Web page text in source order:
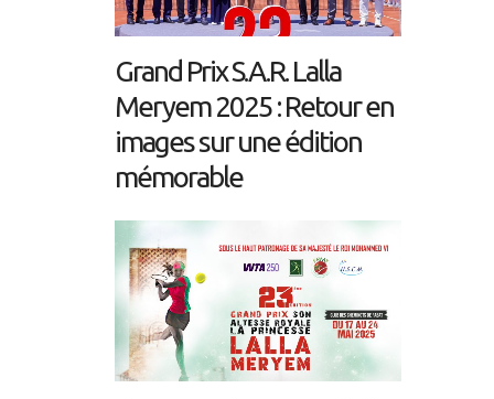
Grand Prix S.A.R. Lalla
Meryem 2025 : Retour en
images sur une édition
mémorable